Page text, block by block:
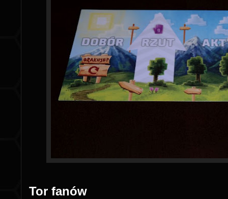
Tor fanów